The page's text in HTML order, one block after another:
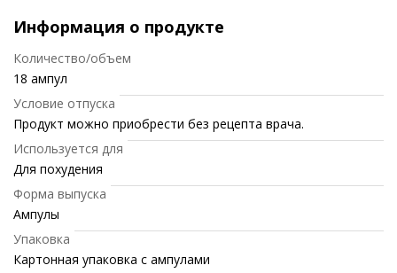
Информация о продукте
Количество/объем
18 ампул
Условие отпуска
Продукт можно приобрести без рецепта врача.
Используется для
Для похудения
Форма выпуска
Ампулы
Упаковка
Картонная упаковка с ампулами